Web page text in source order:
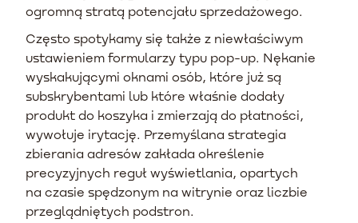
ogromną stratą potencjału sprzedażowego.
Często spotykamy się także z niewłaściwym
ustawieniem formularzy typu pop-up. Nękanie
wyskakującymi oknami osób, które już są
subskrybentami lub które właśnie dodały
produkt do koszyka i zmierzają do płatności,
wywołuje irytację. Przemyślana strategia
zbierania adresów zakłada określenie
precyzyjnych reguł wyświetlania, opartych
na czasie spędzonym na witrynie oraz liczbie
przeglądniętych podstron.